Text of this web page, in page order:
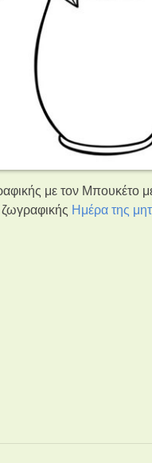
με τον Μπουκέτο
ζωγραφικής Ημέρα της